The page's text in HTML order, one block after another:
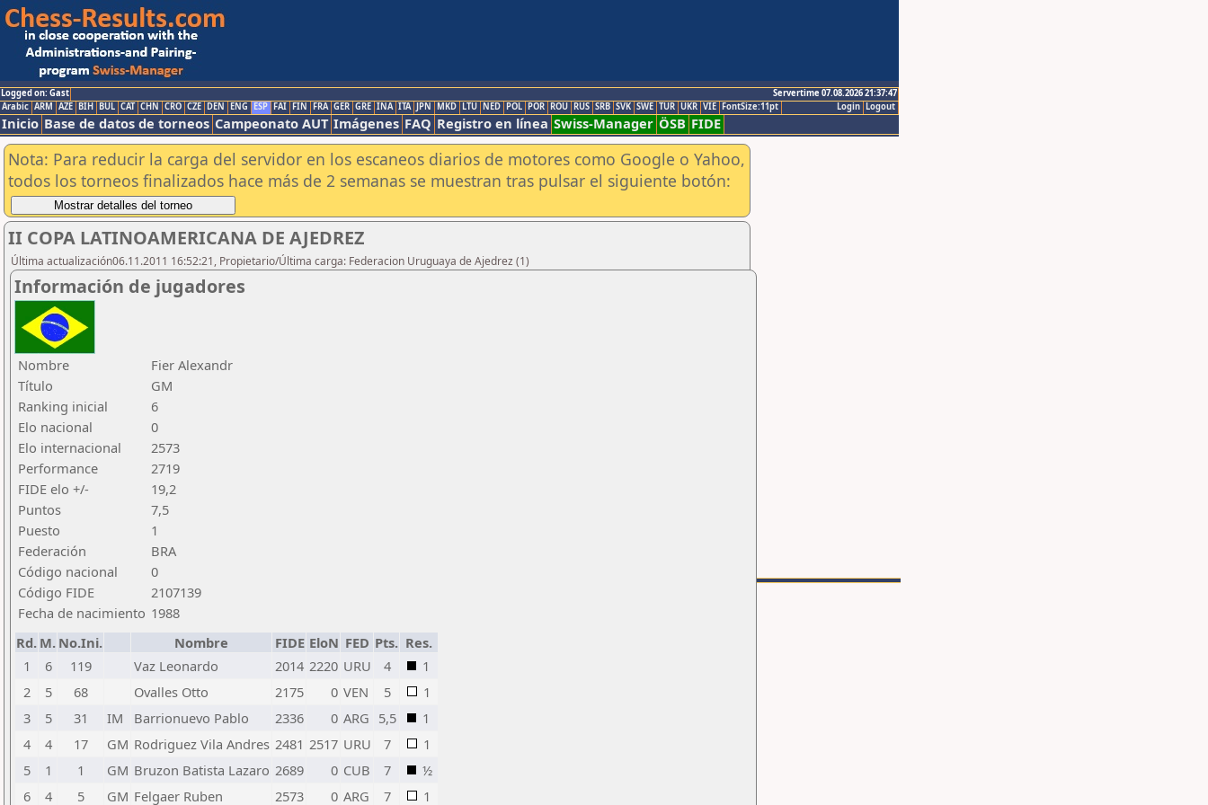
Logged on: Gast
Servertime 07.08.2026 21:37:47
Logout
Login
Arabic ARM AZE BIH BUL CAT CHN CRO CZE DEN ENG ESP FAI FIN FRA GER GRE INA ITA JPN MKD LTU NED POL POR ROU RUS SRB SVK SWE TUR UKR VIE FontSize:11pt
Inicio Base de datos de torneos Campeonato AUT Imágenes FAQ Registro en línea Swiss-Manager ÖSB FIDE
Nota: Para reducir la carga del servidor en los escaneos diarios de motores como Google o Yahoo,
todos los torneos finalizados hace más de 2 semanas se muestran tras pulsar el siguiente botón:
II COPA LATINOAMERICANA DE AJEDREZ
Última actualización06.11.2011 16:52:21, Propietario/Última carga: Federacion Uruguaya de Ajedrez (1)
Información de jugadores
Nombre
Fier Alexandr
Título
GM
Ranking inicial
6
Elo nacional
0
Elo internacional
2573
Performance
2719
FIDE elo +/-
19,2
Puntos
7,5
Puesto
1
Federación
BRA
Código nacional
0
Código FIDE
2107139
Fecha de nacimiento 1988
Rd. M. No.Ini. Nombre FIDE EloN FED Pts. Res.
1
6 119 Vaz Leonardo 2014 2220 URU 4
1
2
5 68 Ovalles Otto 2175 0 VEN 5
1
3
5 31 IM Barrionuevo Pablo 2336 0 ARG 5,5
1
4
4 17 GM Rodriguez Vila Andres 2481 2517 URU 7
1
5
1 1 GM Bruzon Batista Lazaro 2689 0 CUB 7
½
6
4 5 GM Felgaer Ruben 2573 0 ARG 7 1